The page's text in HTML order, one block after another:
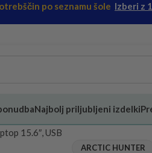
po seznamu šole Izberi z
Najbolj priljubljeni izdelki
15.6″, USB
ARCTIC HUNTER